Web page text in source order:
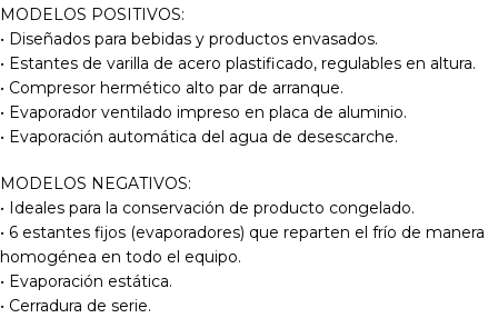
MODELOS POSITIVOS:
• Diseñados para bebidas y productos envasados.
• Estantes de varilla de acero plastificado, regulables en altura.
• Compresor hermético alto par de arranque.
• Evaporador ventilado impreso en placa de aluminio.
• Evaporación automática del agua de desescarche.
MODELOS NEGATIVOS:
• Ideales para la conservación de producto congelado.
• 6 estantes fijos (evaporadores) que reparten el frío de manera
homogénea en todo el equipo.
• Evaporación estática.
• Cerradura de serie.